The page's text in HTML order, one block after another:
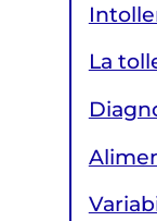
La